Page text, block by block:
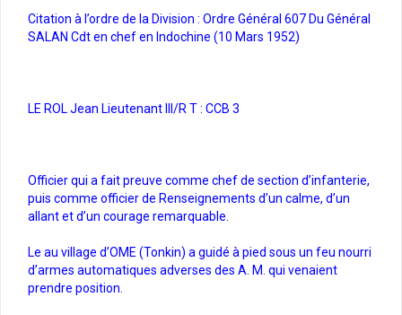
Citation à l’ordre de la Division : Ordre Général 607 Du Général
SALAN Cdt en chef en Indochine (10 Mars 1952)
LE ROL Jean Lieutenant III/R T : CCB 3
Officier qui a fait preuve comme chef de section d’infanterie,
puis comme officier de Renseignements d’un calme, d’un
allant et d’un courage remarquable.
Le au village d’OME (Tonkin) a guidé à pied sous un feu nourri
d’armes automatiques adverses des A. M. qui venaient
prendre position.